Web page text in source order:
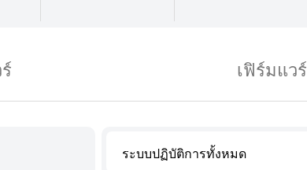
เฟิร์มแวร์
ระบบปฏิบัติการทั้งหมด